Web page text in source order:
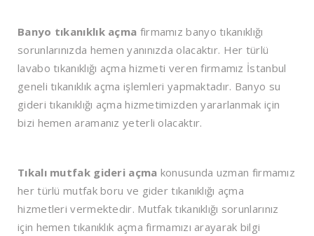
Banyo tıkanıklık açma firmamız banyo tıkanıklığı
sorunlarınızda hemen yanınızda olacaktır. Her türlü
lavabo tıkanıklığı açma hizmeti veren firmamız İstanbul
geneli tıkanıklık açma işlemleri yapmaktadır. Banyo su
gideri tıkanıklığı açma hizmetimizden yararlanmak için
bizi hemen aramanız yeterli olacaktır.
Tıkalı mutfak gideri açma konusunda uzman firmamız
her türlü mutfak boru ve gider tıkanıklığı açma
hizmetleri vermektedir. Mutfak tıkanıklığı sorunlarınız
için hemen tıkanıklık açma firmamızı arayarak bilgi